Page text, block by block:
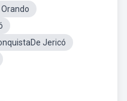
Jericó